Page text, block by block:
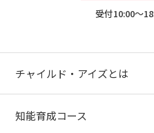
受付10:00〜
チャイルド・アイズとは
知能育成コース